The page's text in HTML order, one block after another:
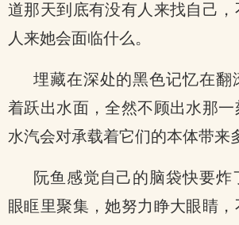
道那天到底有没有人来找自己
人来她会面临什么。
埋藏在深处的黑色记忆在翻
着跃出水面，全然不顾出水那
水汽会对承载着它们的本体带来
阮鱼感觉自己的脑袋快要炸
眼眶里聚集，她努力睁大眼睛